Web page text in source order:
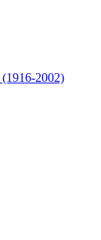
(1916-2002)